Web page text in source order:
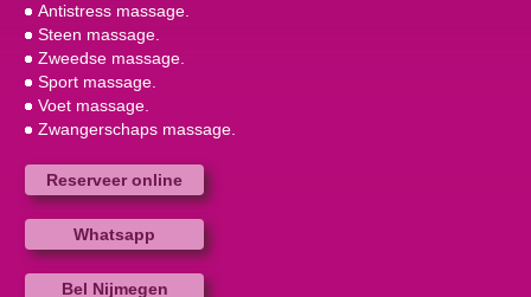
Antistress massage.
Steen massage.
Zweedse massage.
Sport massage.
Voet massage.
Zwangerschaps massage.
Reserveer online
Whatsapp
Bel Nijmegen